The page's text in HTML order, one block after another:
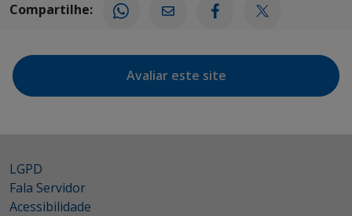
Compartilhe:
Avaliar este site
LGPD
Fala Servidor
Acessibilidade